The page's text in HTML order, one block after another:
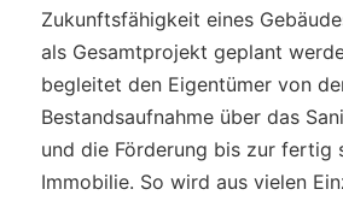
Zukunftsfähigkeit eines
als Gesamtprojekt geplant
begleitet den Eigentümer von
Bestandsaufnahme über das
und die Förderung bis zur fertig
Immobilie. So wird aus vielen